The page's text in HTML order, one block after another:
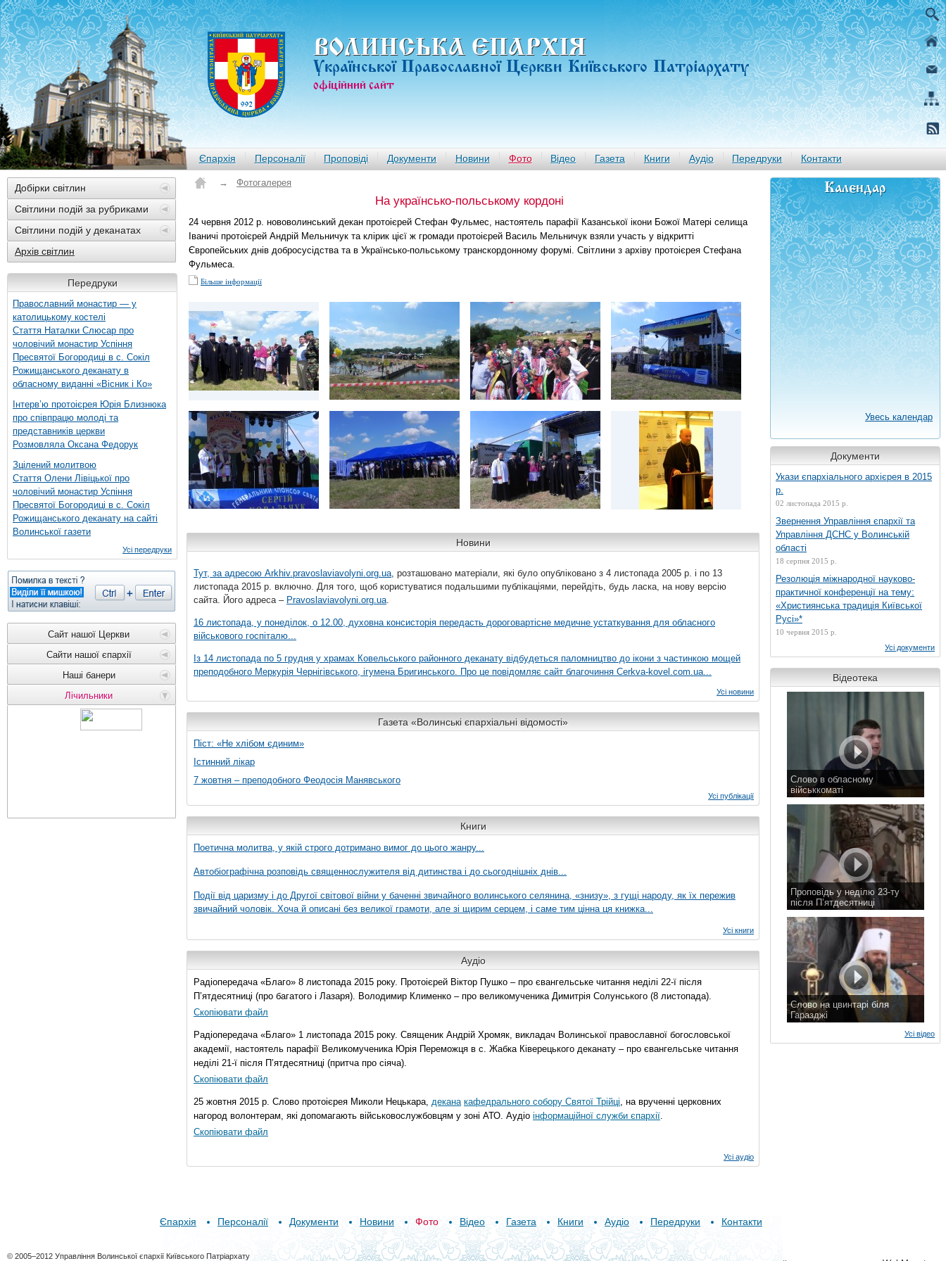
ВОЛИНСЬКА ЄПАРХIЯ
Української Православної Церкви Київського Патріархату
офiцiйний сайт
Єпархія Персоналії Проповіді Документи Новини Фото Відео Газета Книги Аудіо Передруки Контакти
Добірки світлин
Світлини подій за рубриками
Світлини подій у деканатах
Архів світлин
Передруки
Православний монастир — у
католицькому костелі
Стаття Наталки Слюсар про
чоловічий монастир Успіння
Пресвятої Богородиці в с. Сокіл
Рожищанського деканату в
обласному виданні «Вісник і Ко»
Інтерв’ю протоієрея Юрія Близнюка
про співпрацю молоді та
представників церкви
Розмовляла Оксана Федорук
Зцілений молитвою
Стаття Олени Лівіцької про
чоловічий монастир Успіння
Пресвятої Богородиці в с. Сокіл
Рожищанського деканату на сайті
Волинської газети
Усі передруки
Сайт нашої Церкви
Сайти нашої єпархії
Наші банери
Лічильники
→ Фотогалерея
На українсько-польському кордоні
24 червня 2012 р. нововолинський декан протоієрей Стефан Фульмес, настоятель парафії Казанської ікони Божої Матері селища
Іваничі протоієрей Андрій Мельничук та клірик цієї ж громади протоієрей Василь Мельничук взяли участь у відкритті
Європейських днів добросусідства та в Українсько-польському транскордонному форумі. Світлини з архіву протоієрея Стефана
Фульмеса.
Більше інформації
Новини
Тут, за адресою Arkhiv.pravoslaviavolyni.org.ua, розташовано матеріали, які було опубліковано з 4 листопада 2005 р. і по 13
листопада 2015 р. включно. Для того, щоб користуватися подальшими публікаціями, перейдіть, будь ласка, на нову версію
сайта. Його адреса – Pravoslaviavolyni.org.ua.
16 листопада, у понеділок, о 12.00, духовна консисторія передасть дороговартісне медичне устаткування для обласного
військового госпіталю...
Із 14 листопада по 5 грудня у храмах Ковельського районного деканату відбудеться паломництво до ікони з частинкою мощей
преподобного Меркурія Чернігівського, ігумена Бригинського. Про це повідомляє сайт благочиння Сerkva-kovel.com.ua...
Усі новини
Газета «Волинські єпархіальні відомості»
Піст: «Не хлібом єдиним»
Істинний лікар
7 жовтня – преподобного Феодосія Манявського
Усі публікації
Книги
Поетична молитва, у якій строго дотримано вимог до цього жанру...
Автобіографічна розповідь священнослужителя від дитинства і до сьогоднішніх днів...
Події від царизму і до Другої світової війни у баченні звичайного волинського селянина, «знизу», з гущі народу, як їх пережив
звичайний чоловік. Хоча й описані без великої грамоти, але зі щирим серцем, і саме тим цінна ця книжка...
Усі книги
Аудіо
Радіопередача «Благо» 8 листопада 2015 року. Протоієрей Віктор Пушко – про євангельське читання неділі 22-ї після
П’ятдесятниці (про багатого і Лазаря). Володимир Клименко – про великомученика Димитрія Солунського (8 листопада).
Скопіювати файл
Радіопередача «Благо» 1 листопада 2015 року. Священик Андрій Хромяк, викладач Волинської православної богословської
академії, настоятель парафії Великомученика Юрія Переможця в с. Жабка Ківерецького деканату – про євангельське читання
неділі 21-ї після П’ятдесятниці (притча про сіяча).
Скопіювати файл
25 жовтня 2015 р. Слово протоієрея Миколи Нецькара, декана кафедрального собору Святої Трійці, на врученні церковних
нагород волонтерам, які допомагають військовослужбовцям у зоні АТО. Аудіо інформаційної служби єпархії.
Скопіювати файл
Усі аудіо
Календар
Увесь календар
Документи
Укази єпархіального архієрея в 2015
р.
02 листопада 2015 р.
Звернення Управління єпархії та
Управління ДСНС у Волинській
області
18 серпня 2015 р.
Резолюція міжнародної науково-
практичної конференції на тему:
«Християнська традиція Київської
Русі»*
10 червня 2015 р.
Усі документи
Відеотека
Слово в обласному
військкоматі
Проповідь у неділю 23-ту
після П’ятдесятниці
Слово на цвинтарі біля
Гаразджі
Усі відео
Єпархія Персоналії Документи Новини Фото Відео Газета Книги Аудіо Передруки Контакти
© 2005–2012 Управління Волинської єпархії Київського Патріархату